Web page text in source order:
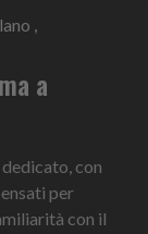
,
a
con
per
con il